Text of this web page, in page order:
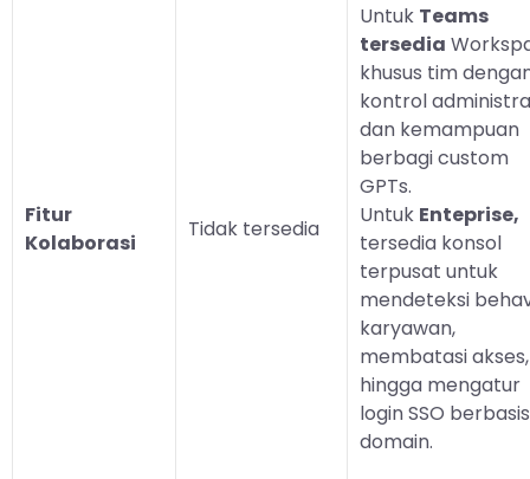
Fitur
Kolaborasi
Tidak tersedia
Untuk Teams
tersedia
khusus tim
kontrol
dan kemampuan
berbagi custom
GPTs.
Untuk Enteprise,
tersedia konsol
terpusat untuk
mendeteksi
karyawan,
membatasi
hingga mengatur
login SSO berbasis
domain.